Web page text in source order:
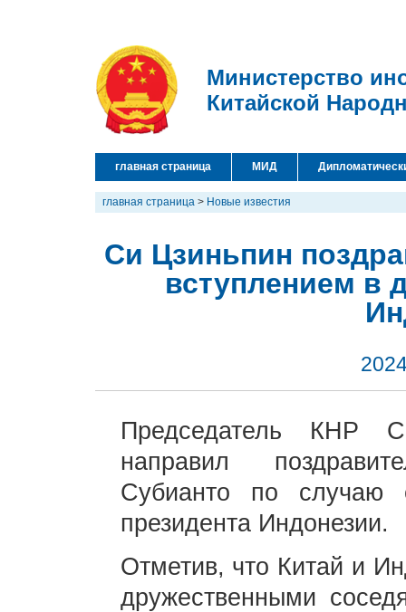
Министерство
Китайской
главная страница МИД
главная страница > Новые известия
Си Цзиньпин
вступлением в
Председатель КНР
направил
Субианто по случаю
президента Индонезии.
Отметив, что Китай и
дружественными